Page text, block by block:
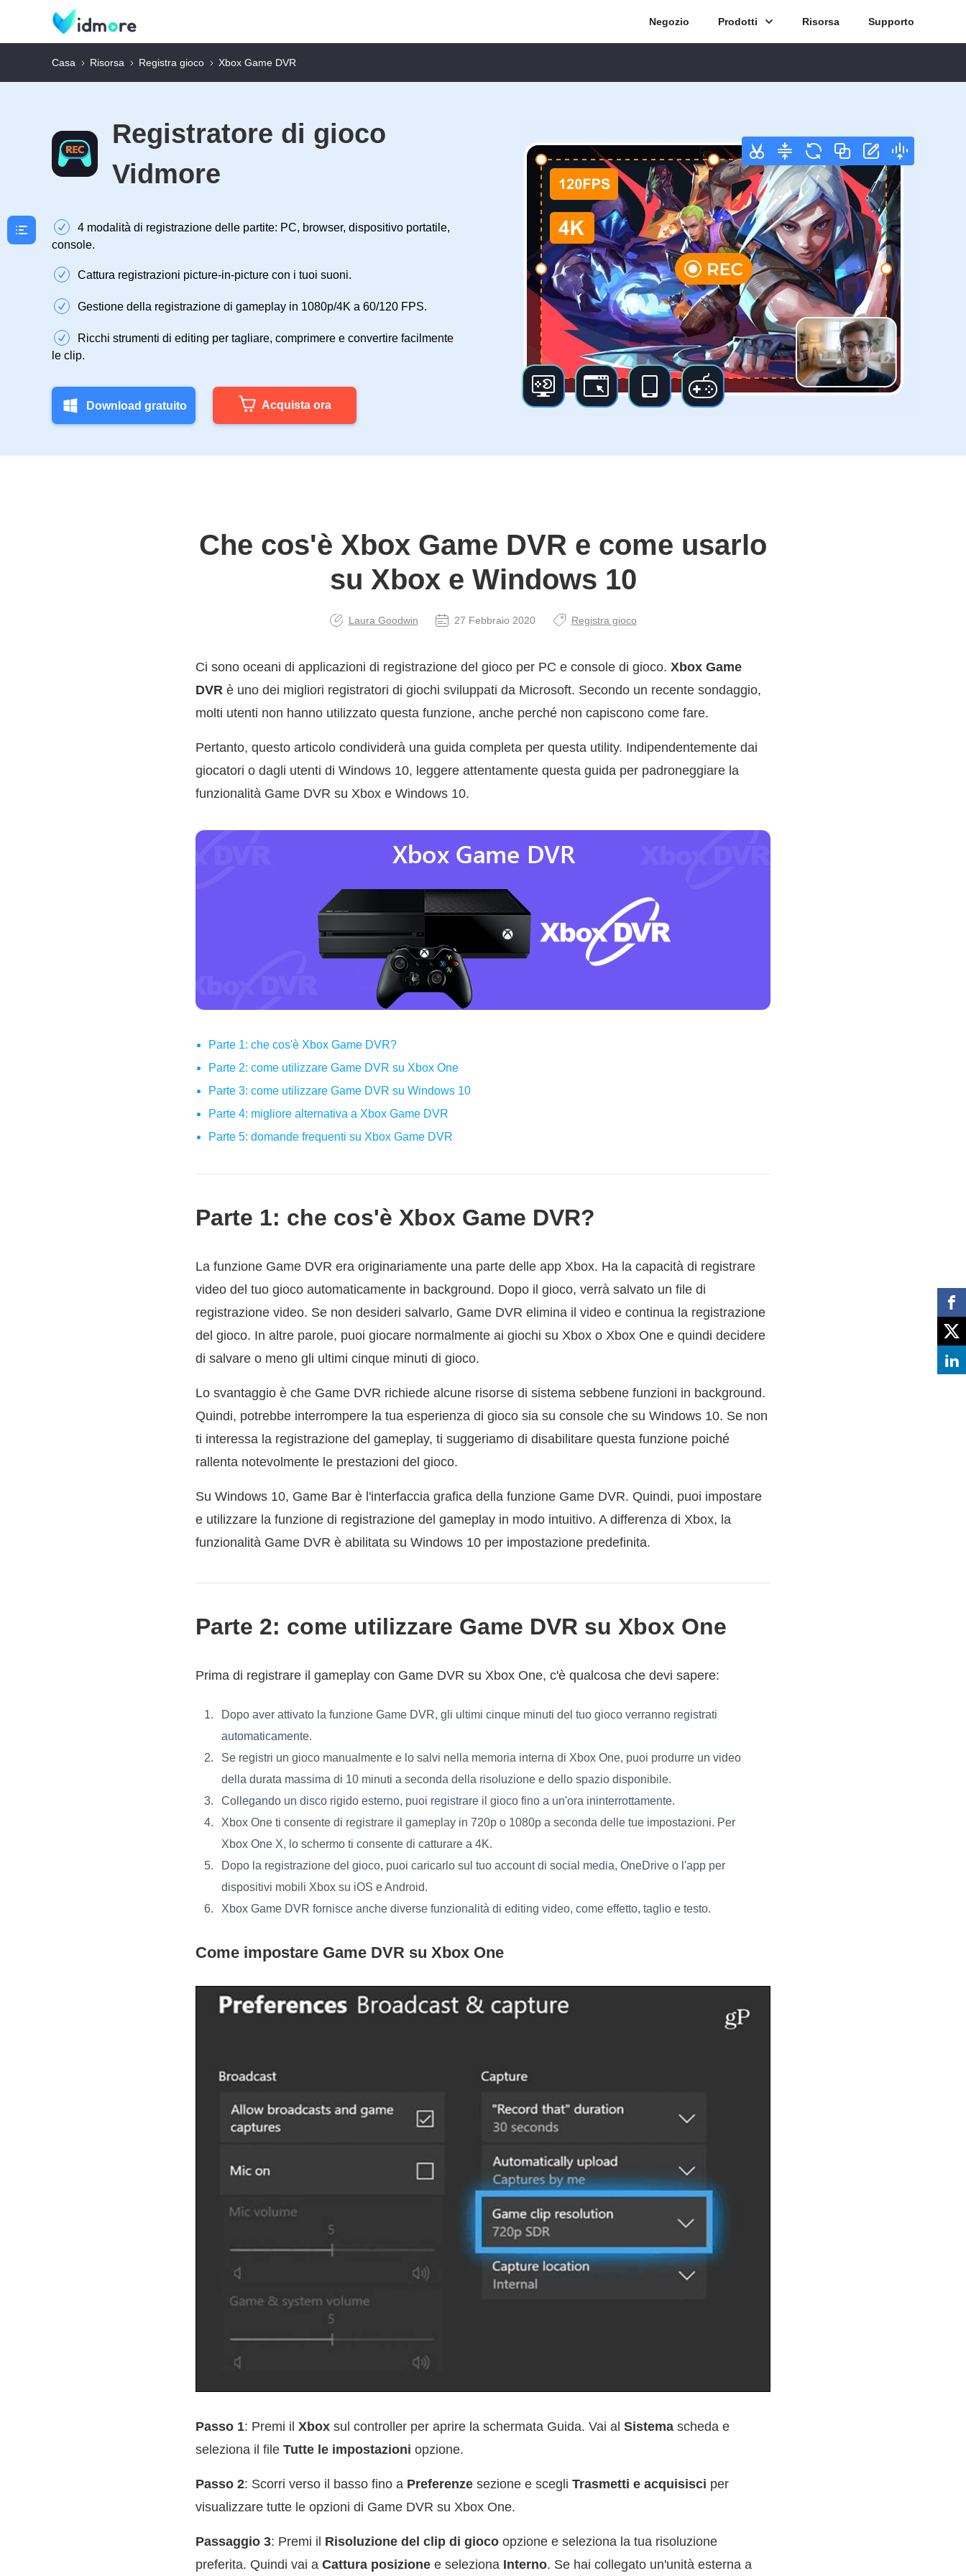
Negozio Prodotti Risorsa Supporto
Casa Risorsa Registra gioco Xbox Game DVR
Registratore di gioco
Vidmore
4 modalità di registrazione delle partite: PC, browser, dispositivo portatile,
console.
Cattura registrazioni picture-in-picture con i tuoi suoni.
Gestione della registrazione di gameplay in 1080p/4K a 60/120 FPS.
Ricchi strumenti di editing per tagliare, comprimere e convertire facilmente
le clip.
Download gratuito Acquista ora
Che cos'è Xbox Game DVR e come usarlo
su Xbox e Windows 10
Laura Goodwin 27 Febbraio 2020 Registra gioco
Ci sono oceani di applicazioni di registrazione del gioco per PC e console di gioco. Xbox Game
DVR è uno dei migliori registratori di giochi sviluppati da Microsoft. Secondo un recente sondaggio,
molti utenti non hanno utilizzato questa funzione, anche perché non capiscono come fare.
Pertanto, questo articolo condividerà una guida completa per questa utility. Indipendentemente dai
giocatori o dagli utenti di Windows 10, leggere attentamente questa guida per padroneggiare la
funzionalità Game DVR su Xbox e Windows 10.
Parte 1: che cos'è Xbox Game DVR?
Parte 2: come utilizzare Game DVR su Xbox One
Parte 3: come utilizzare Game DVR su Windows 10
Parte 4: migliore alternativa a Xbox Game DVR
Parte 5: domande frequenti su Xbox Game DVR
Parte 1: che cos'è Xbox Game DVR?
La funzione Game DVR era originariamente una parte delle app Xbox. Ha la capacità di registrare
video del tuo gioco automaticamente in background. Dopo il gioco, verrà salvato un file di
registrazione video. Se non desideri salvarlo, Game DVR elimina il video e continua la registrazione
del gioco. In altre parole, puoi giocare normalmente ai giochi su Xbox o Xbox One e quindi decidere
di salvare o meno gli ultimi cinque minuti di gioco.
Lo svantaggio è che Game DVR richiede alcune risorse di sistema sebbene funzioni in background.
Quindi, potrebbe interrompere la tua esperienza di gioco sia su console che su Windows 10. Se non
ti interessa la registrazione del gameplay, ti suggeriamo di disabilitare questa funzione poiché
rallenta notevolmente le prestazioni del gioco.
Su Windows 10, Game Bar è l'interfaccia grafica della funzione Game DVR. Quindi, puoi impostare
e utilizzare la funzione di registrazione del gameplay in modo intuitivo. A differenza di Xbox, la
funzionalità Game DVR è abilitata su Windows 10 per impostazione predefinita.
Parte 2: come utilizzare Game DVR su Xbox One
Prima di registrare il gameplay con Game DVR su Xbox One, c'è qualcosa che devi sapere:
Dopo aver attivato la funzione Game DVR, gli ultimi cinque minuti del tuo gioco verranno registrati
automaticamente.
Se registri un gioco manualmente e lo salvi nella memoria interna di Xbox One, puoi produrre un video
della durata massima di 10 minuti a seconda della risoluzione e dello spazio disponibile.
Collegando un disco rigido esterno, puoi registrare il gioco fino a un'ora ininterrottamente.
Xbox One ti consente di registrare il gameplay in 720p o 1080p a seconda delle tue impostazioni. Per
Xbox One X, lo schermo ti consente di catturare a 4K.
Dopo la registrazione del gioco, puoi caricarlo sul tuo account di social media, OneDrive o l'app per
dispositivi mobili Xbox su iOS e Android.
Xbox Game DVR fornisce anche diverse funzionalità di editing video, come effetto, taglio e testo.
Come impostare Game DVR su Xbox One
Passo 1: Premi il Xbox sul controller per aprire la schermata Guida. Vai al Sistema scheda e
seleziona il file Tutte le impostazioni opzione.
Passo 2: Scorri verso il basso fino a Preferenze sezione e scegli Trasmetti e acquisisci per
visualizzare tutte le opzioni di Game DVR su Xbox One.
Passaggio 3: Premi il Risoluzione del clip di gioco opzione e seleziona la tua risoluzione
preferita. Quindi vai a Cattura posizione e seleziona Interno. Se hai collegato un'unità esterna a